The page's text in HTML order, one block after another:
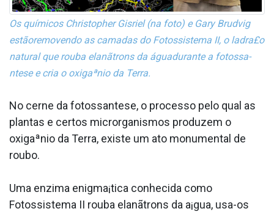
Os químicos Christopher Gisriel (na foto) e Gary Brudvig
estãoremovendo as camadas do Fotossistema II, o ladra£o
natural que rouba elanãtrons da águadurante a fotossa­
ntese e cria o oxigaªnio da Terra.
No cerne da fotossa­ntese, o processo pelo qual as
plantas e certos microrganismos produzem o
oxigaªnio da Terra, existe um ato monumental de
roubo.
Uma enzima enigma¡tica conhecida como
Fotossistema II rouba elanãtrons da a¡gua, usa-os